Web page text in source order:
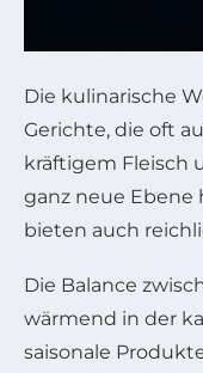
Die kulinarische
Gerichte, die oft
kräftigem Fleisch
ganz neue Ebene
bieten auch
Die Balance
wärmend in der
saisonale